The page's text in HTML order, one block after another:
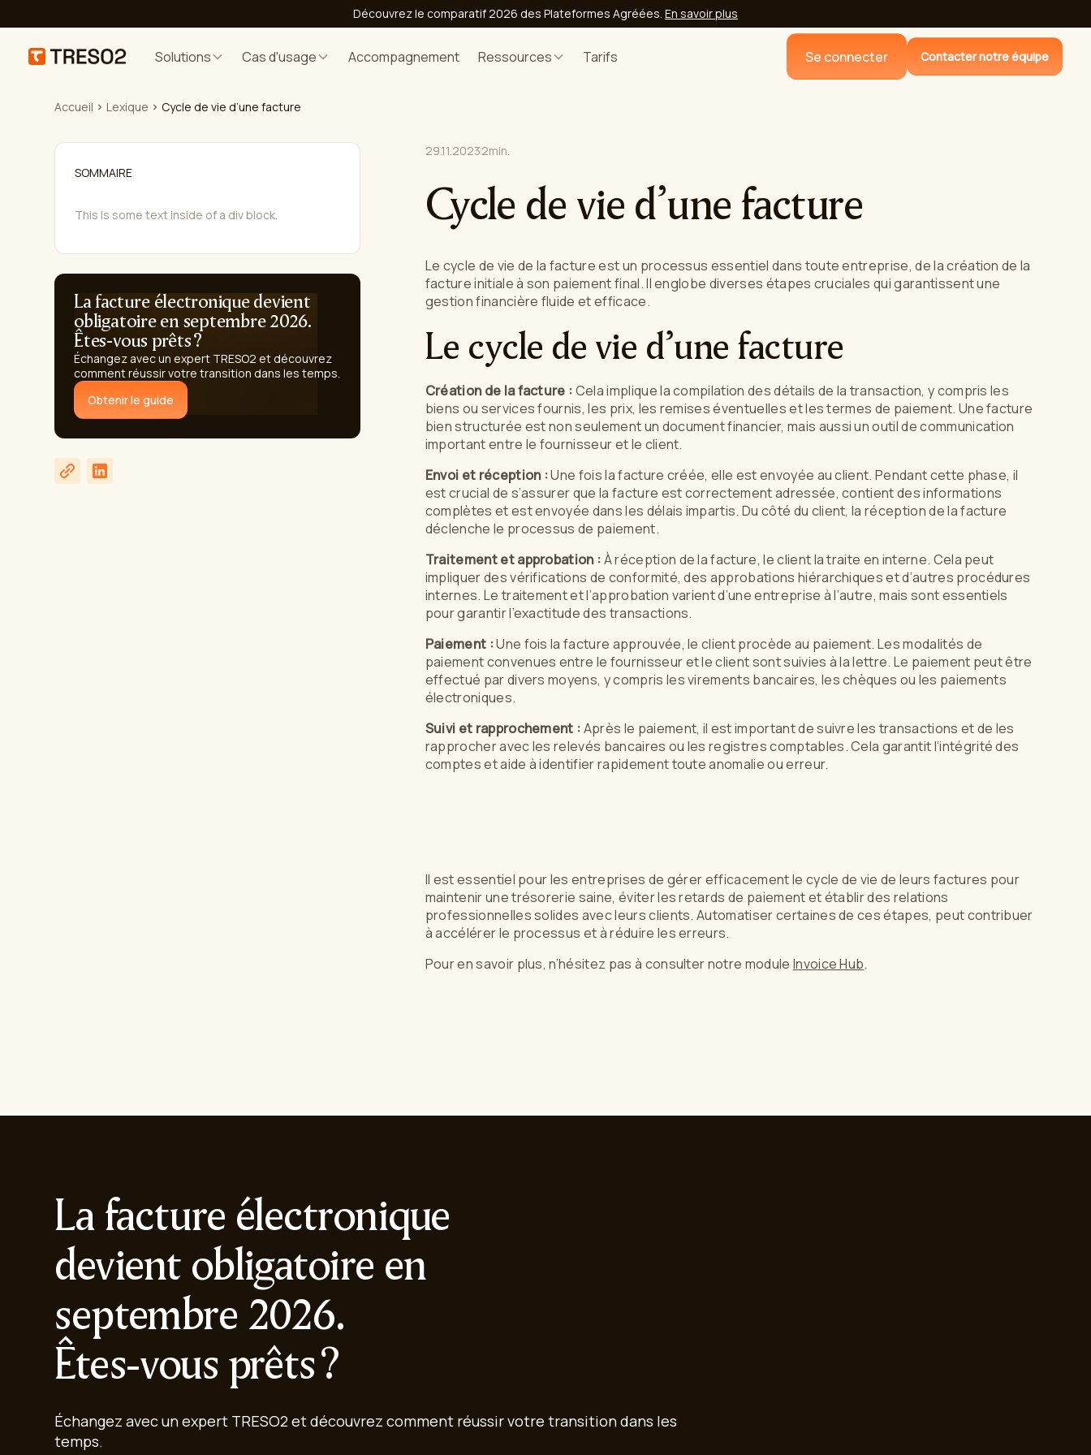
Découvrez le comparatif 2026 des Plateformes Agréées. En savoir plus
Solutions Cas d'usage Accompagnement Ressources Tarifs Se connecter Contacter notre équipe
Accueil Lexique Cycle de vie d’une facture
SOMMAIRE
This is some text inside of a div block.
La facture électronique devient
obligatoire en septembre 2026.
Êtes-vous prêts ?
Échangez avec un expert TRESO2 et découvrez
comment réussir votre transition dans les temps.
Obtenir le guide
29.11.20232min.
Cycle de vie d’une facture
Le cycle de vie de la facture est un processus essentiel dans toute entreprise, de la création de la
facture initiale à son paiement final. Il englobe diverses étapes cruciales qui garantissent une
gestion financière fluide et efficace.
Le cycle de vie d’une facture
Création de la facture :Cela implique la compilation des détails de la transaction, y compris les
biens ou services fournis, les prix, les remises éventuelles et les termes de paiement. Une facture
bien structurée est non seulement un document financier, mais aussi un outil de communication
important entre le fournisseur et le client.
Envoi et réception :Une fois la facture créée, elle est envoyée au client. Pendant cette phase, il
est crucial de s’assurer que la facture est correctement adressée, contient des informations
complètes et est envoyée dans les délais impartis. Du côté du client, la réception de la facture
déclenche le processus de paiement.
Traitement et approbation :À réception de la facture, le client la traite en interne. Cela peut
impliquer des vérifications de conformité, des approbations hiérarchiques et d’autres procédures
internes. Le traitement et l’approbation varient d’une entreprise à l’autre, mais sont essentiels
pour garantir l’exactitude des transactions.
Paiement :Une fois la facture approuvée, le client procède au paiement. Les modalités de
paiement convenues entre le fournisseur et le client sont suivies à la lettre. Le paiement peut être
effectué par divers moyens, y compris les virements bancaires, les chèques ou les paiements
électroniques.
Suivi et rapprochement :Après le paiement, il est important de suivre les transactions et de les
rapprocher avec les relevés bancaires ou les registres comptables. Cela garantit l’intégrité des
comptes et aide à identifier rapidement toute anomalie ou erreur.
Il est essentiel pour les entreprises de gérer efficacement le cycle de vie de leurs factures pour
maintenir une trésorerie saine, éviter les retards de paiement et établir des relations
professionnelles solides avec leurs clients. Automatiser certaines de ces étapes, peut contribuer
à accélérer le processus et à réduire les erreurs.
Pour en savoir plus, n’hésitez pas à consulter notre module Invoice Hub.
La facture électronique
devient obligatoire en
septembre 2026.
Êtes-vous prêts ?
Échangez avec un expert TRESO2 et découvrez comment réussir votre transition dans les
temps.